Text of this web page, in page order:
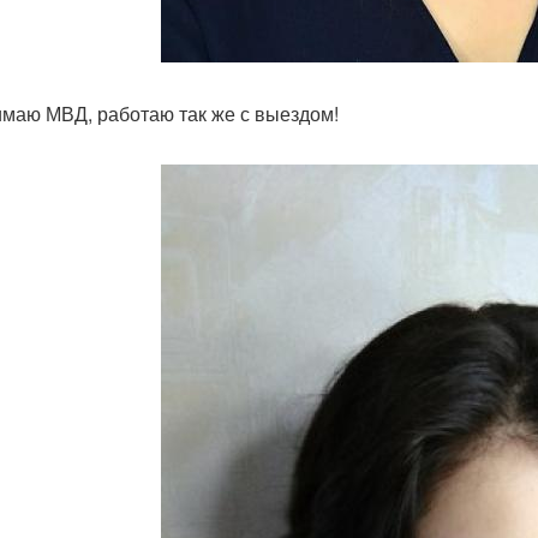
МВД, работаю так же с выездом!